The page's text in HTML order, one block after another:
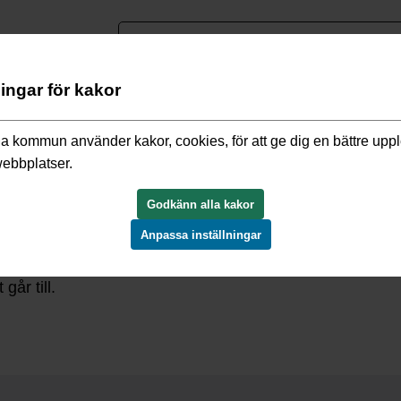
rådgivning/Ekonomiskt bistånd, försörjningsstöd/Ansökan
ska kunna ansöka om ekonomiskt bistånd är nästa
går till.
för kakor
kommun använder kakor, cookies, för att ge dig en bättre
Godkänn alla kakor
Anpassa inställningar